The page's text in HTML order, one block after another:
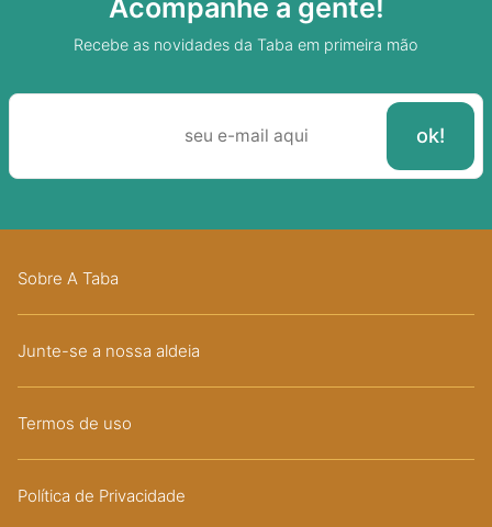
Acompanhe a gente!
Recebe as novidades da Taba em primeira mão
Sobre A Taba
Junte-se a nossa aldeia
Termos de uso
Política de Privacidade